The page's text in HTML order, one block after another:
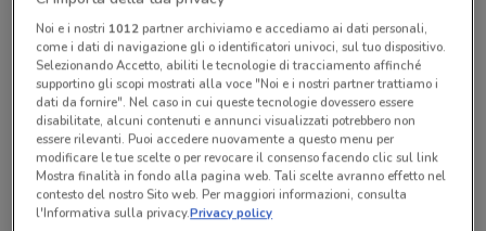
Chiama il negozio
Lunedì n.d.
Martedì n.d.
Mercoledì n.d.
Giovedì n.d.
Venerdì n.d.
Sabato n.d.
Domenica n.d.
055 572807
Piovanelli Paolo
Noi e i nostri 1012partner archiviamo e accediamo ai dati personali,
come i dati di navigazione gli o identificatori univoci, sul tuo dispositivo.
Selezionando Accetto, abiliti le tecnologie di tracciamento affinché
supportino gli scopi mostrati alla voce "Noi e i nostri partner trattiamo i
dati da fornire". Nel caso in cui queste tecnologie dovessero essere
disabilitate, alcuni contenuti e annunci visualizzati potrebbero non
essere rilevanti. Puoi accedere nuovamente a questo menu per
modificare le tue scelte o per revocare il consenso facendo clic sul link
Mostra finalità in fondo alla pagina web. Tali scelte avranno effetto nel
contesto del nostro Sito web. Per maggiori informazioni, consulta
l'Informativa sulla privacy.Privacy policy